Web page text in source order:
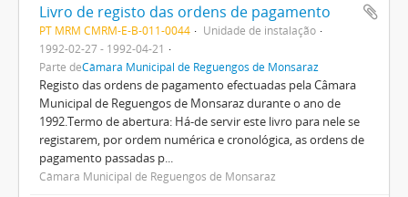
Livro de registo das ordens de pagamento
PT MRM CMRM-E-B-011-0044
Unidade de instalação
1992-02-27 - 1992-04-21
Parte deCâmara Municipal de Reguengos de Monsaraz
Registo das ordens de pagamento efectuadas pela Câmara
Municipal de Reguengos de Monsaraz durante o ano de
1992.Termo de abertura: Há-de servir este livro para nele se
registarem, por ordem numérica e cronológica, as ordens de
pagamento passadas p...
Câmara Municipal de Reguengos de Monsaraz